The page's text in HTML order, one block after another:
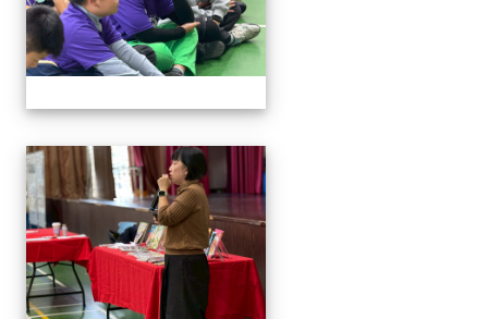
114與作家有約_林佑儒老師